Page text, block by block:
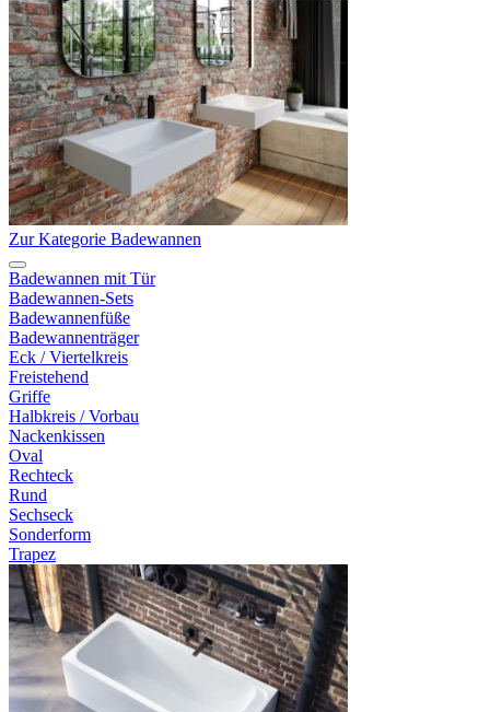
Zur Kategorie Badewannen
Badewannen mit Tür
Badewannen-Sets
Badewannenfüße
Badewannenträger
Eck / Viertelkreis
Freistehend
Griffe
Halbkreis / Vorbau
Nackenkissen
Oval
Rechteck
Rund
Sechseck
Sonderform
Trapez